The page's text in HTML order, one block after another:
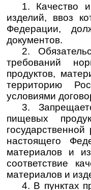
1. Качество
изделий, ввоз
Федерации,
документов.
2.
требований
продуктов,
территорию
условиями
3.
пищевых
настоящего
материалов и
соответствие
материалов и
4. В пунктах